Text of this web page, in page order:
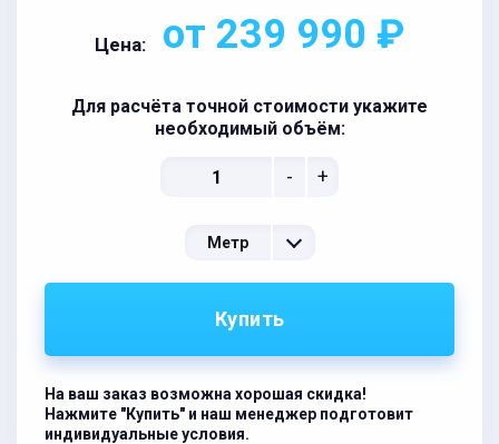
Цена: от 239 990 ₽
Для расчёта точной стоимости укажите
необходимый объём:
- +
Метр
Купить
На ваш заказ возможна хорошая скидка!
Нажмите "Купить" и наш менеджер подготовит
индивидуальные условия.